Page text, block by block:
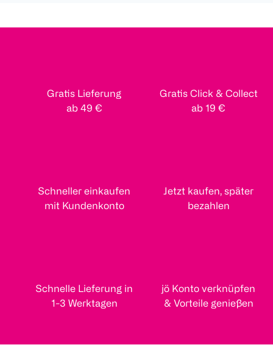
Gratis Lieferung
ab 49 €
Gratis Click & Collect
ab 19 €
Schneller einkaufen
mit Kundenkonto
Jetzt kaufen, später
bezahlen
Schnelle Lieferung in
1-3 Werktagen
jö Konto verknüpfen
& Vorteile genießen